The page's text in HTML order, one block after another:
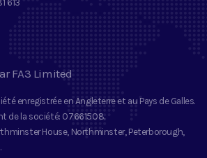
613
FA3 Limited
enregistrée en Angleterre et au Pays de Galles.
de la société: 07661508.
House, Northminster, Peterborough,